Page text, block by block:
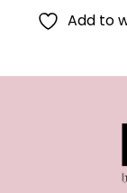
Add to